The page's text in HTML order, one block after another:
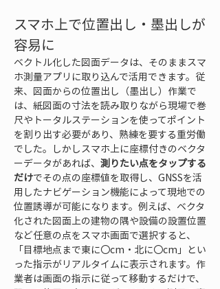
スマホ上で位置出し・墨出しが
容易に
ベクトル化した図面データは、そのままスマ
ホ測量アプリに取り込んで活用できます。従
来、図面からの位置出し（墨出し）作業で
は、紙図面の寸法を読み取りながら現場で巻
尺やトータルステーションを使ってポイント
を割り出す必要があり、熟練を要する重労働
でした。しかしスマホ上に座標付きのベクタ
ーデータがあれば、 測りたい点をタップする
だけでその点の座標値を取得し、GNSSを活
用したナビゲーション機能によって現地での
位置誘導が可能になります。例えば、ベクタ
化された図面上の建物の隅や設備の設置位置
など任意の点をスマホ画面で選択すると、
「目標地点まで東に〇cm・北に〇cm」とい
った指示がリアルタイムに表示されます。作
業者は画面の指示に従って移動するだけで、